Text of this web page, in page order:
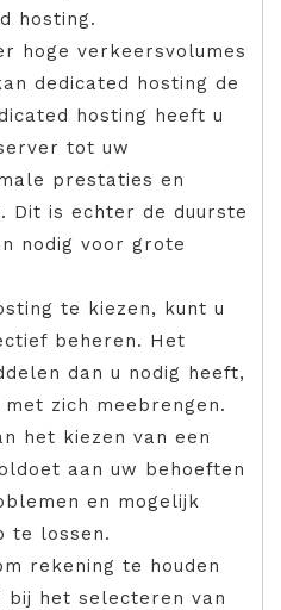
hosting.
hoge verkeersvolumes
dedicated hosting de
hosting heeft u
tot uw
prestaties en
Dit is echter de duurste
nodig voor grote
te kiezen, kunt u
beheren. Het
dan u nodig heeft,
zich meebrengen.
het kiezen van een
aan uw behoeften
en mogelijk
te lossen.
rekening te houden
bij het selecteren van